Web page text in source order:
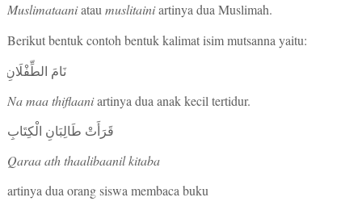
Muslimataaniataumuslitainiartinya dua Muslimah.
Berikut bentuk contoh bentuk kalimat isim mutsanna yaitu:
نَامَ الطِّفْلَانِ
Na maa thiflaaniartinya dua anak kecil tertidur.
قَرَأَتْ طَالِبَانِ الْكِتَابِ
Qaraa ath thaalibaanil kitaba
artinya dua orang siswa membaca buku